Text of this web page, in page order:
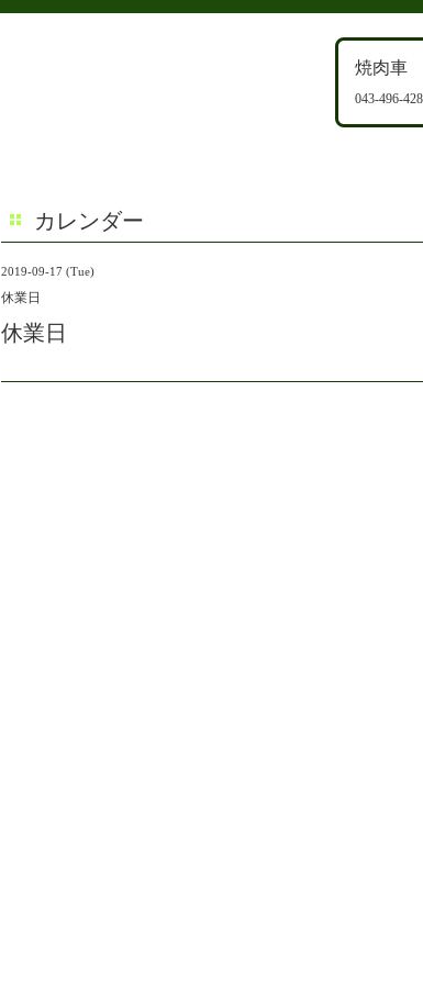
焼肉車
043-496-
カレンダー
2019-09-17 (Tue)
休業日
休業日